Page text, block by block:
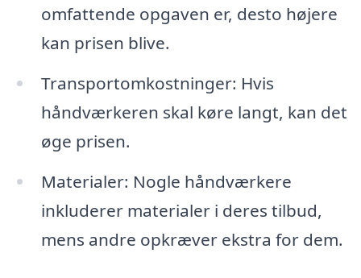
omfattende opgaven er, desto højere
kan prisen blive.
Transportomkostninger: Hvis
håndværkeren skal køre langt, kan det
øge prisen.
Materialer: Nogle håndværkere
inkluderer materialer i deres tilbud,
mens andre opkræver ekstra for dem.